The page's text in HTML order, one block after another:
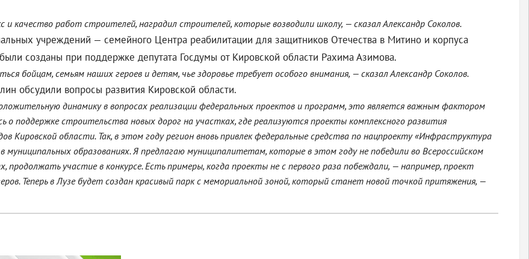
качество работ строителей, наградил строителей, которые возводили школу, — сказал Александр Соколов.
учреждений — семейного Центра реабилитации для защитников Отечества в Митино и корпуса
созданы при поддержке депутата Госдумы от Кировской области Рахима Азимова.
бойцам, семьям наших героев и детям, чье здоровье требует особого внимания, — сказал Александр Соколов.
обсудили вопросы развития Кировской области.
динамику в вопросах реализации федеральных проектов и программ, это является важным фактором
о поддержке строительства новых дорог на участках, где реализуются проекты комплексного развития
Кировской области. Так, в этом году регион вновь привлек федеральные средства по нацпроекту «Инфраструктура
образованиях. Я предлагаю муниципалитетам, которые в этом году не победили во Всероссийском
продолжать участие в конкурсе. Есть примеры, когда проекты не с первого раза побеждали, — например, проект
Теперь в Лузе будет создан красивый парк с мемориальной зоной, который станет новой точкой притяжения, —